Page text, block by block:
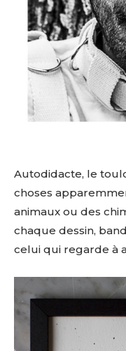
Autodidacte, le
choses
animaux ou des
chaque dessin,
celui qui regarde à